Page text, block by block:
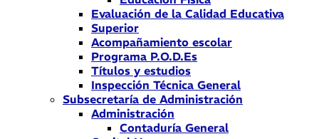
Evaluación de la Calidad Educativa
Superior
Acompañamiento escolar
Programa P.O.D.Es
Títulos y estudios
Inspección Técnica General
Subsecretaría de Administración
Administración
Contaduría General